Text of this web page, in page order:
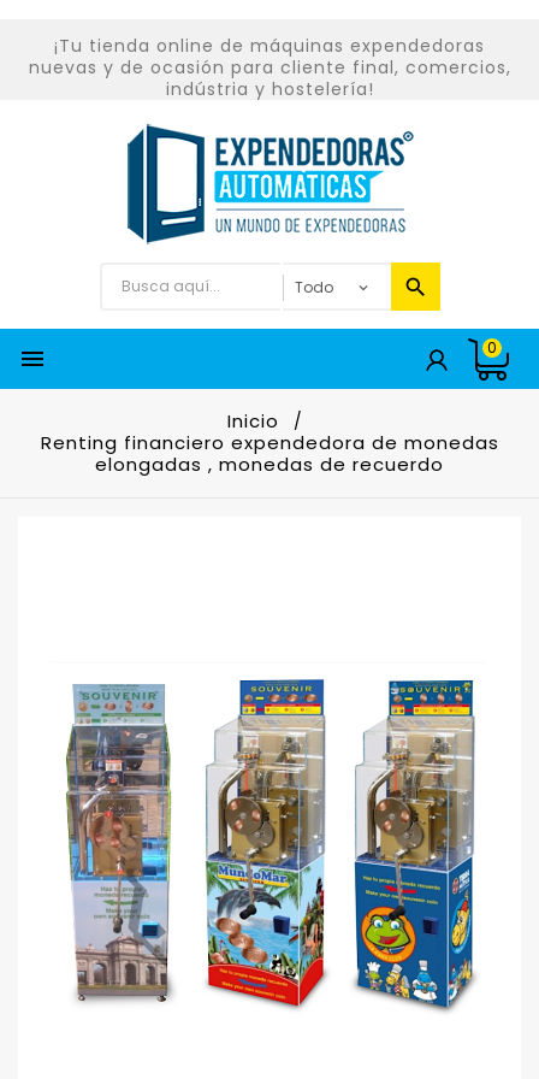
¡Tu tienda online de máquinas expendedoras
nuevas y de ocasión para cliente final, comercios,
indústria y hostelería!
 0
Inicio
Renting financiero expendedora de monedas
elongadas , monedas de recuerdo